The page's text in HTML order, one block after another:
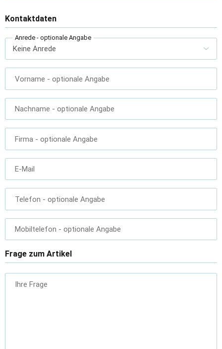
Kontaktdaten
Anrede - optionale Angabe
Vorname - optionale Angabe
Nachname - optionale Angabe
Firma - optionale Angabe
E-Mail
Telefon - optionale Angabe
Mobiltelefon - optionale Angabe
Frage zum Artikel
Ihre Frage